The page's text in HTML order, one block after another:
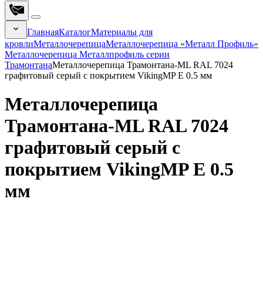
ГлавнаяКаталогМатериалы для
кровлиМеталлочерепицаМеталлочерепица «Металл Профиль»
Металлочерепица Металлпрофиль серии
ТрамонтанаМеталлочерепица Трамонтана-ML RAL 7024
графитовый серый с покрытием VikingMP E 0.5 мм
Металлочерепица
Трамонтана-ML RAL 7024
графитовый серый с
покрытием VikingMP E 0.5
мм